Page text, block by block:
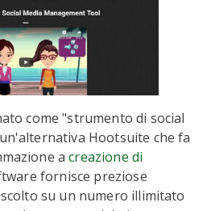
come "strumento di social
Hootsuite che fa
acreazione di
fornisce preziose
su un numero illimitato